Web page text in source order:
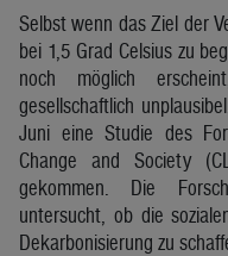
Selbst wenn das Ziel der
bei 1,5 Grad Celsius zu
noch möglich
gesellschaftlich
Juni eine Studie des
Change and Society
gekommen. Die
untersucht, ob die
Dekarbonisierung zu